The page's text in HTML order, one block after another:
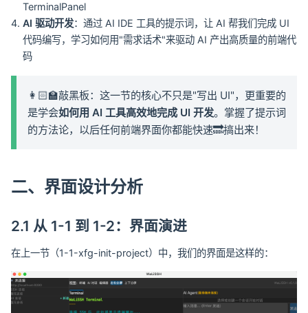
TerminalPanel
AI 驱动开发：通过 AI IDE 工具的提示词，让 AI 帮我们完成 UI
代码编写，学习如何用"需求话术"来驱动 AI 产出高质量的前端代
码
👩🏻‍🏫敲黑板：这一节的核心不只是"写出 UI"，更重要的
是学会如何用 AI 工具高效地完成 UI 开发。掌握了提示词
的方法论，以后任何前端界面你都能快速🔜搞出来！
二、界面设计分析
2.1 从 1-1 到 1-2：界面演进
在上一节（1-1-xfg-init-project）中，我们的界面是这样的：